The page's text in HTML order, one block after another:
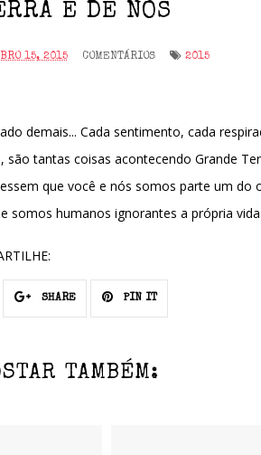
E DE NÓS
15, 2015 COMENTÁRIOS 2015
demais... Cada sentimento, cada
tantas coisas acontecendo Grande
que você e nós somos parte um do
somos humanos ignorantes a própria vida.
SHARE PIN IT
TAMBÉM: